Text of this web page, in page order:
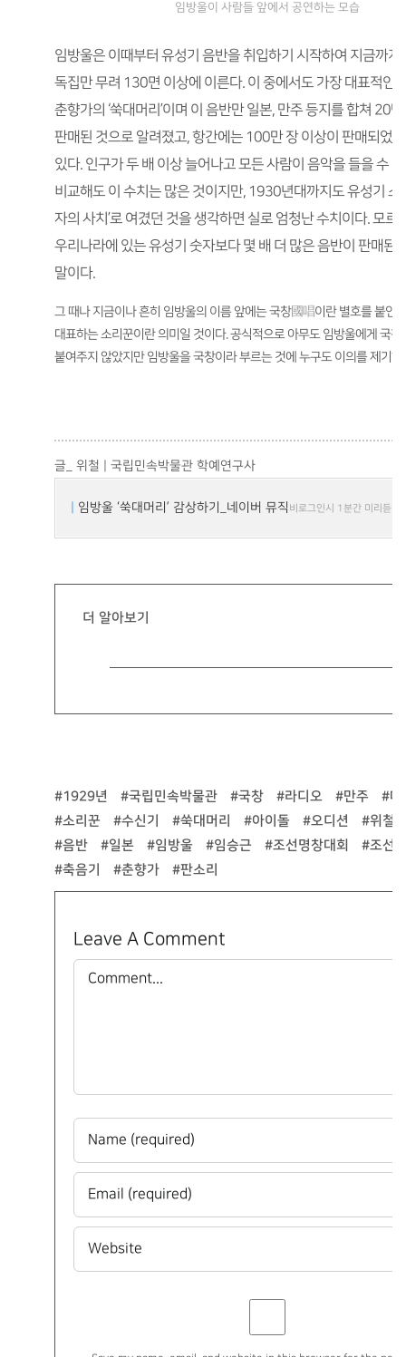
임방울이 사람들 앞에서 공연하는 모습
임방울은 이때부터 유성기 음반을 취입하기 시작하여 지금까지
독집만 무려 130면 이상에 이른다. 이 중에서도 가장 대표적인
춘향가의 ‘쑥대머리’이며 이 음반만 일본, 만주 등지를 합쳐 20
판매된 것으로 알려졌고, 항간에는 100만 장 이상이 판매되었
있다. 인구가 두 배 이상 늘어나고 모든 사람이 음악을 들을 수
비교해도 이 수치는 많은 것이지만, 1930년대까지도 유성기 소
자의 사치’로 여겼던 것을 생각하면 실로 엄청난 수치이다. 모르
우리나라에 있는 유성기 숫자보다 몇 배 더 많은 음반이 판매된
말이다.
그 때나 지금이나 흔히 임방울의 이름 앞에는 국창國唱이란 별호를 붙인
대표하는 소리꾼이란 의미일 것이다. 공식적으로 아무도 임방울에게 국창
붙여주지 않았지만 임방울을 국창이라 부르는 것에 누구도 이의를 제기하
글_ 위철 | 국립민속박물관 학예연구사
| 임방울 ‘쑥대머리’ 감상하기_네이버 뮤직 비로그인시 1분간 미리듣기
더 알아보기
#1929년 #국립민속박물관 #국창 #라디오 #만주
#소리꾼
#수신기 #쑥대머리 #아이돌 #오디션
#위철
#음반
#일본 #임방울 #임승근 #조선명창대회
#조선
#축음기
#춘향가 #판소리
Leave A Comment
Comment